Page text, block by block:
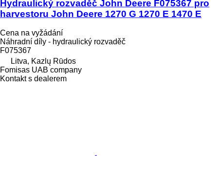
Hydraulický rozvaděč John Deere F075367 pro
harvestoru John Deere 1270 G 1270 E 1470 E
Cena na vyžádání
Náhradní díly - hydraulický rozvaděč
F075367
Litva, Kazlų Rūdos
Fomisas UAB company
Kontakt s dealerem